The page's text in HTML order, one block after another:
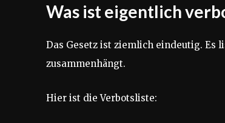
Was ist eigentlich
Das Gesetz ist ziemlich eindeutig. Es
zusammenhängt.
Hier ist die Verbotsliste: